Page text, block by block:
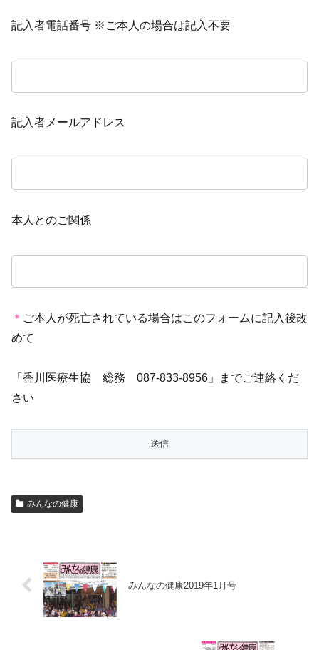
記入者電話番号 ※ご本人の場合は記入不要
記入者メールアドレス
本人とのご関係
＊ ご本人が死亡されている場合はこのフォームに記入後改
めて
「香川医療生協 総務 087-833-8956」までご連絡くだ
さい
みんなの健康
みんなの健康2019年1月号